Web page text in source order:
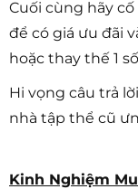
Cuối cùng hãy
để có giá ưu đãi
hoặc thay thế 1
Hi vọng câu trả
nhà tập thể cũ
Kinh Nghiệm